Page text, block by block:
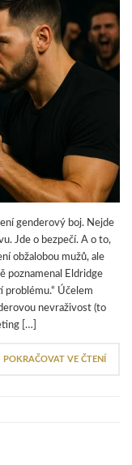
genderový boj. Nejde
Jde o bezpečí. A o to,
obžalobou mužů, ale
poznamenal Eldridge
problému.“ Účelem
nevraživost (to
[…]
POKRAČOVAT VE ČTENÍ